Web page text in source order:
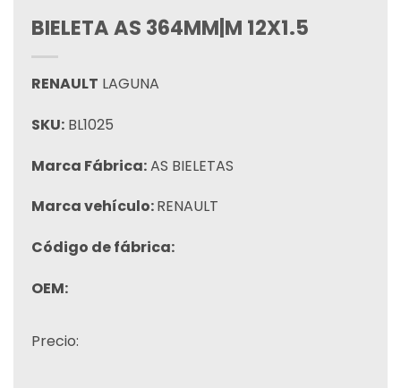
BIELETA AS 364MM|M 12X1.5
RENAULT LAGUNA
SKU: BL1025
Marca Fábrica:AS BIELETAS
Marca vehículo:RENAULT
Código de fábrica:
OEM:
Precio: